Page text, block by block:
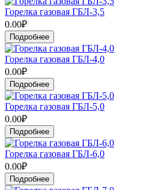
Горелка газовая ГБЛ-3,5
0.00₽
Подробнее
Горелка газовая ГБЛ-4,0
0.00₽
Подробнее
Горелка газовая ГБЛ-5,0
0.00₽
Подробнее
Горелка газовая ГБЛ-6,0
0.00₽
Подробнее